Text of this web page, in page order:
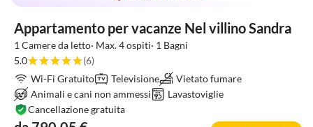
Appartamento per vacanze Nel villino Sandra
1 Camere da letto· Max. 4 ospiti· 1 Bagni
5.0
(6)
Wi-Fi Gratuito
Televisione
Vietato fumare
Animali e cani non ammessi
Lavastoviglie
Cancellazione gratuita